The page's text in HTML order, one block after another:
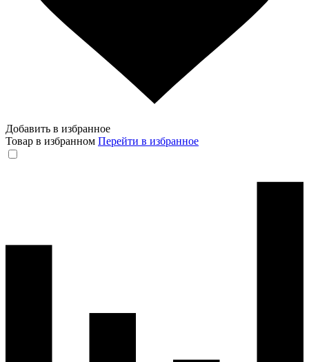
Добавить в избранное
Товар в избранном Перейти в избранное